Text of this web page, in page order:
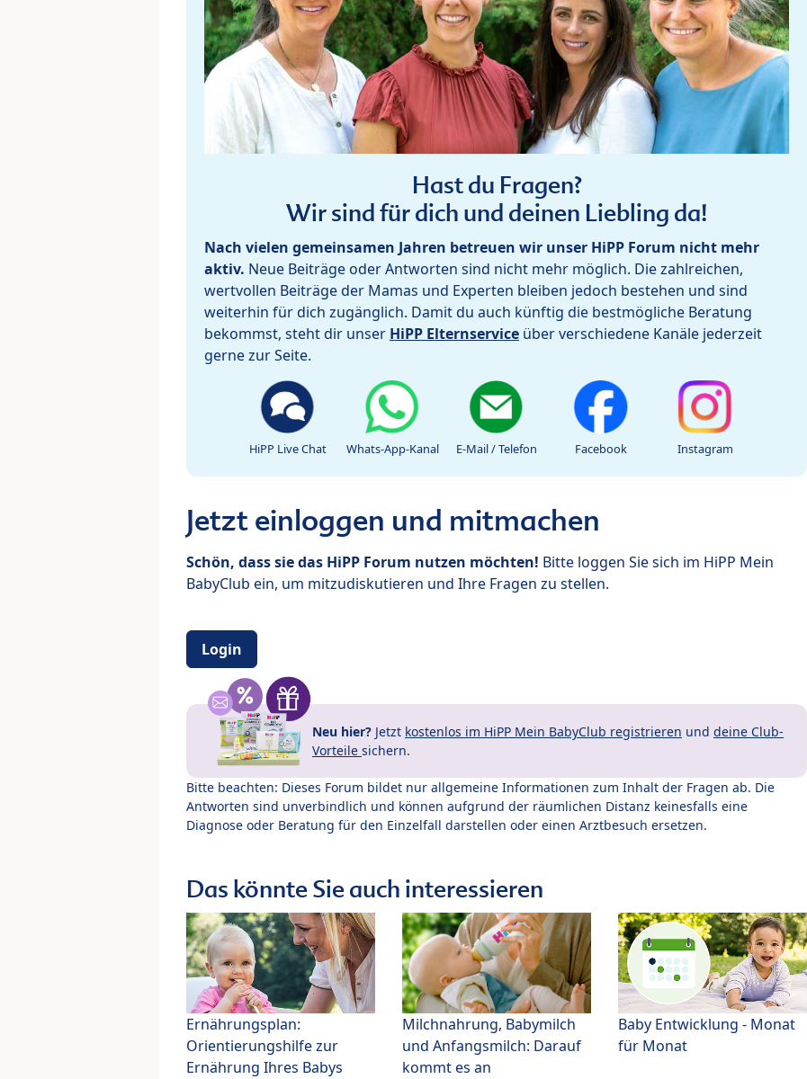
Hast du Fragen?
Wir sind für dich und deinen Liebling da!
Nach vielen gemeinsamen Jahren betreuen wir unser HiPP Forum nicht mehr
aktiv. Neue Beiträge oder Antworten sind nicht mehr möglich. Die zahlreichen,
wertvollen Beiträge der Mamas und Experten bleiben jedoch bestehen und sind
weiterhin für dich zugänglich. Damit du auch künftig die bestmögliche Beratung
bekommst, steht dir unser HiPP Elternservice über verschiedene Kanäle jederzeit
gerne zur Seite.
HiPP Live Chat Whats-App-Kanal E-Mail / Telefon Facebook Instagram
Jetzt einloggen und mitmachen
Schön, dass sie das HiPP Forum nutzen möchten! Bitte loggen Sie sich im HiPP Mein
BabyClub ein, um mitzudiskutieren und Ihre Fragen zu stellen.
Login
Neu hier? Jetzt kostenlos im HiPP Mein BabyClub registrieren und deine Club-
Vorteile sichern.
Bitte beachten: Dieses Forum bildet nur allgemeine Informationen zum Inhalt der Fragen ab. Die
Antworten sind unverbindlich und können aufgrund der räumlichen Distanz keinesfalls eine
Diagnose oder Beratung für den Einzelfall darstellen oder einen Arztbesuch ersetzen.
Das könnte Sie auch interessieren
Ernährungsplan:
Orientierungshilfe zur
Ernährung Ihres Babys
Milchnahrung, Babymilch
und Anfangsmilch: Darauf
kommt es an
Baby Entwicklung - Monat
für Monat